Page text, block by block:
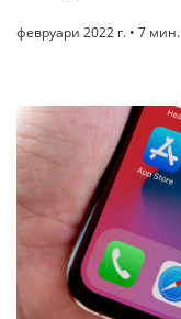
февруари 2022 г. • 7 мин.